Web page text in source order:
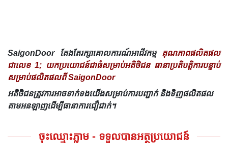
SaigonDoor តែងតែរក្សាគោលការណ៍អាជីវកម្ម គុណភាពផលិតផល
ជាលេខ 1; យកប្រយោជន៍ជាធំសម្រាប់អតិថិជន ធានាប្រតិបត្តិការបន្ទាប់
សម្រាប់ផលិតផលពី SaigonDoor
អតិថិជនត្រូវការអាចទាក់ទងយើងសម្រាប់ការបញ្ជាក់ និងទិញផលិតផល
តាមអនឡាញដើម្បីធានាការជឿជាក់។
ចុះឈ្មោះភ្លាម - ទទួលបានអត្ថប្រយោជន៍